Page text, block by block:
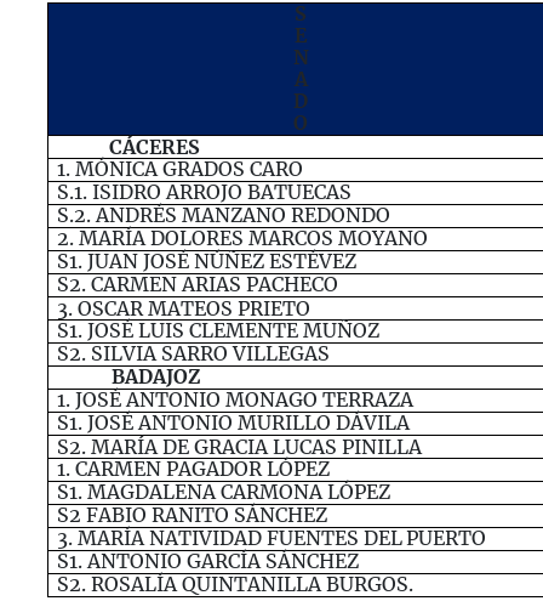
S
E
N
A
D
O
CÁCERES
1. MÓNICAGRADOS CARO
S.1. ISIDRO ARROJO BATUECAS
S.2. ANDRÉS MANZANO REDONDO
2. MARÍADOLORES MARCOS MOYANO
S1. JUAN JOSÉ NÚÑEZ ESTÉVEZ
S2. CARMEN ARIAS PACHECO
3. OSCAR MATEOS PRIETO
S1. JOSÉ LUIS CLEMENTE MUÑOZ
S2. SILVIA SARRO VILLEGAS
BADAJOZ
1. JOSÉ ANTONIO MONAGO TERRAZA
S1. JOSÉANTONIO MURILLO DÁVILA
S2. MARÍA DE GRACIA LUCAS PINILLA
1. CARMEN PAGADOR LÓPEZ
S1. MAGDALENACARMONA LÓPEZ
S2 FABIO RANITO SÁNCHEZ
3. MARÍANATIVIDAD FUENTES DELPUERTO
S1. ANTONIO GARCÍA SÁNCHEZ
S2. ROSALÍAQUINTANILLA BURGOS.